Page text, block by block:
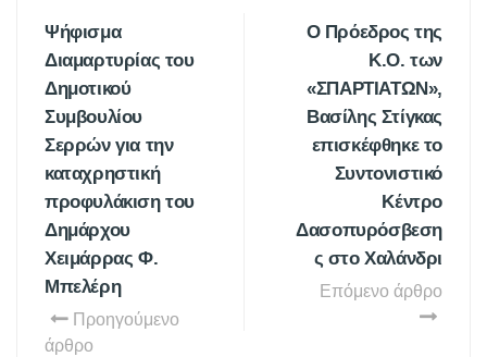
Ψήφισμα
Διαμαρτυρίας του
Δημοτικού
Συμβουλίου
Σερρών για την
καταχρηστική
προφυλάκιση του
Δημάρχου
Χειμάρρας Φ.
Μπελέρη
Προηγούμενο
άρθρο
Ο Πρόεδρος της
Κ.Ο. των
«ΣΠΑΡΤΙΑΤΩΝ»,
Βασίλης Στίγκας
επισκέφθηκε το
Συντονιστικό
Κέντρο
Δασοπυρόσβεση
ς στο Χαλάνδρι
Επόμενο άρθρο